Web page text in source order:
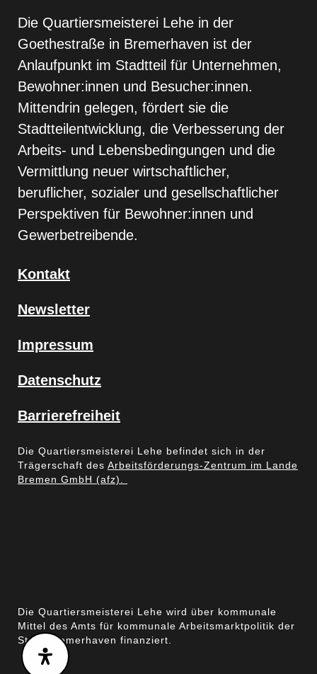
Die Quartiersmeisterei Lehe in der
Goethestraße in Bremerhaven ist der
Anlaufpunkt im Stadtteil für Unternehmen,
Bewohner:innen und Besucher:innen.
Mittendrin gelegen, fördert sie die
Stadtteilentwicklung, die Verbesserung der
Arbeits- und Lebensbedingungen und die
Vermittlung neuer wirtschaftlicher,
beruflicher, sozialer und gesellschaftlicher
Perspektiven für Bewohner:innen und
Gewerbetreibende.
Kontakt
Newsletter
Impressum
Datenschutz
Barrierefreiheit
Die Quartiersmeisterei Lehe befindet sich in der
Trägerschaft des Arbeitsförderungs-Zentrum im Lande
Bremen GmbH (afz).
Die Quartiersmeisterei Lehe wird über kommunale
Mittel des Amts für kommunale Arbeitsmarktpolitik der
Stadt Bremerhaven finanziert.